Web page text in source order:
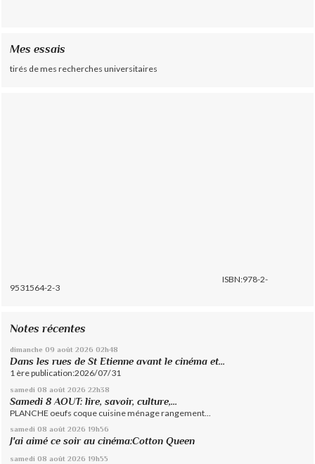
Mes essais
tirés de mes recherches universitaires
ISBN:978-2-
9531564-2-3
Notes récentes
dimanche 09 août 2026 02h48
Dans les rues de St Etienne avant le cinéma et...
1 ère publication:2026/07/31
samedi 08 août 2026 22h38
Samedi 8 AOUT: lire, savoir, culture,...
PLANCHE oeufs coque cuisine ménage rangement...
samedi 08 août 2026 19h56
J'ai aimé ce soir au cinéma:Cotton Queen
samedi 08 août 2026 19h55